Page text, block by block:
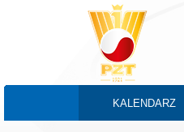
KALENDARZ